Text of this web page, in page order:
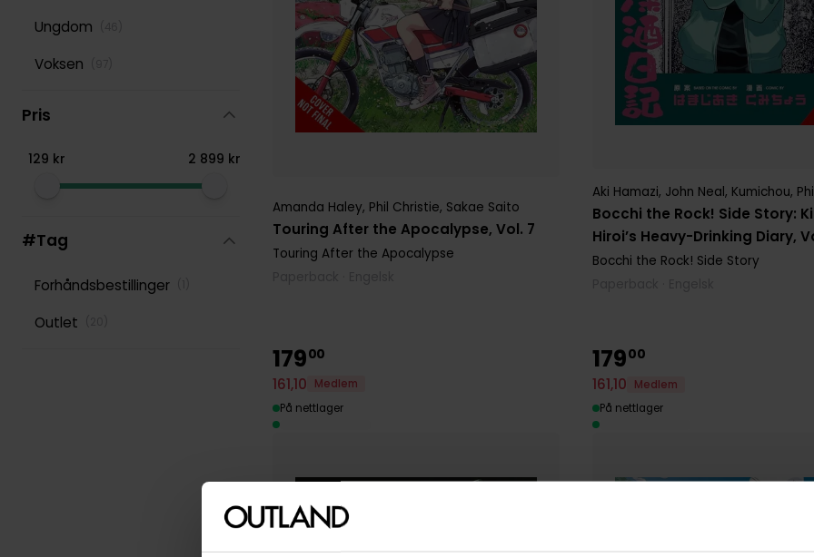
Touring After the Apocalypse, Vol. 7
Amanda Haley, Phil Christie, Sakae Saito
Touring After the Apocalypse
Bocchi the Rock! Side Story:
Hiroi’s Heavy-Drinking Diary,
Aki Hamazi, John Neal, Kumichou,
Bocchi the Rock! Side Story
17900
161,10
Medlem
På nettlager
17900
161,10
Medlem
På nettlager
Ungdom
Voksen
Pris
129 kr 2 899 kr
#Tag
Forhåndsbestillinger
Outlet